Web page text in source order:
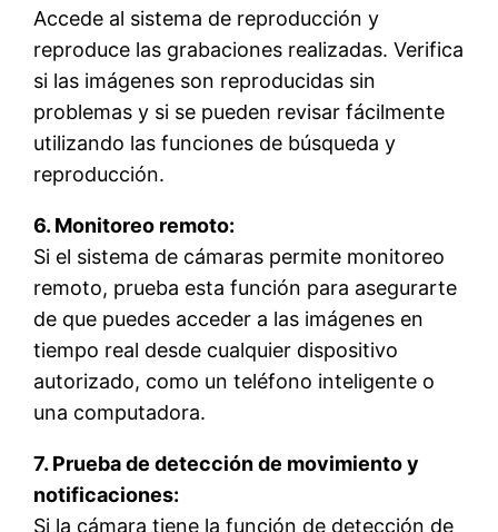
Accede al sistema de reproducción y
reproduce las grabaciones realizadas. Verifica
si las imágenes son reproducidas sin
problemas y si se pueden revisar fácilmente
utilizando las funciones de búsqueda y
reproducción.
6. Monitoreo remoto:
Si el sistema de cámaras permite monitoreo
remoto, prueba esta función para asegurarte
de que puedes acceder a las imágenes en
tiempo real desde cualquier dispositivo
autorizado, como un teléfono inteligente o
una computadora.
7. Prueba de detección de movimiento y
notificaciones:
Si la cámara tiene la función de detección de